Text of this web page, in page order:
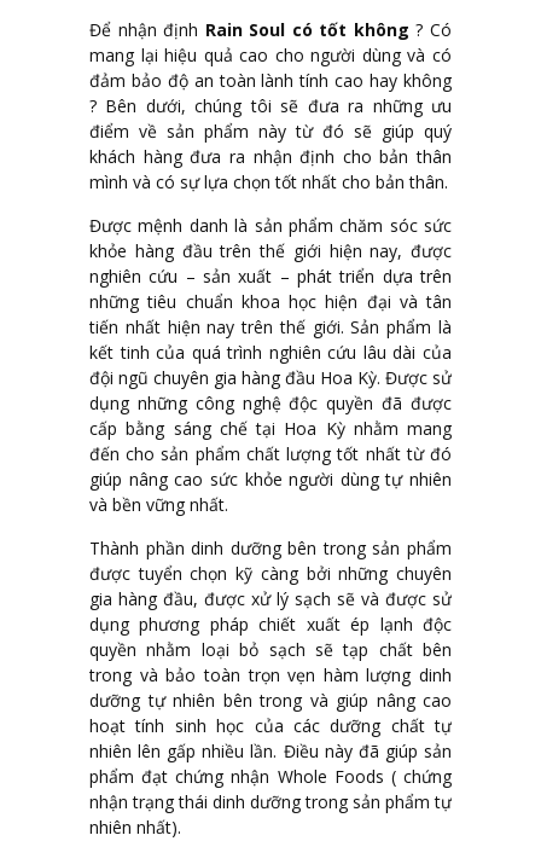
Để nhận định Rain Soul có tốt không ? Có
mang lại hiệu quả cao cho người dùng và có
đảm bảo độ an toàn lành tính cao hay không
? Bên dưới, chúng tôi sẽ đưa ra những ưu
điểm về sản phẩm này từ đó sẽ giúp quý
khách hàng đưa ra nhận định cho bản thân
mình và có sự lựa chọn tốt nhất cho bản thân.
Được mệnh danh là sản phẩm chăm sóc sức
khỏe hàng đầu trên thế giới hiện nay, được
nghiên cứu – sản xuất – phát triển dựa trên
những tiêu chuẩn khoa học hiện đại và tân
tiến nhất hiện nay trên thế giới. Sản phẩm là
kết tinh của quá trình nghiên cứu lâu dài của
đội ngũ chuyên gia hàng đầu Hoa Kỳ. Được sử
dụng những công nghệ độc quyền đã được
cấp bằng sáng chế tại Hoa Kỳ nhằm mang
đến cho sản phẩm chất lượng tốt nhất từ đó
giúp nâng cao sức khỏe người dùng tự nhiên
và bền vững nhất.
Thành phần dinh dưỡng bên trong sản phẩm
được tuyển chọn kỹ càng bởi những chuyên
gia hàng đầu, được xử lý sạch sẽ và được sử
dụng phương pháp chiết xuất ép lạnh độc
quyền nhằm loại bỏ sạch sẽ tạp chất bên
trong và bảo toàn trọn vẹn hàm lượng dinh
dưỡng tự nhiên bên trong và giúp nâng cao
hoạt tính sinh học của các dưỡng chất tự
nhiên lên gấp nhiều lần. Điều này đã giúp sản
phẩm đạt chứng nhận Whole Foods ( chứng
nhận trạng thái dinh dưỡng trong sản phẩm tự
nhiên nhất).